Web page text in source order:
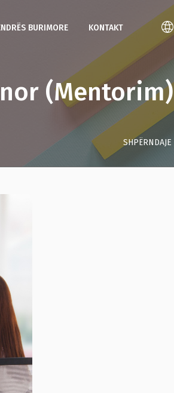
BURIMORE KONTAKT
(Mentorim)
SHPËRNDAJE